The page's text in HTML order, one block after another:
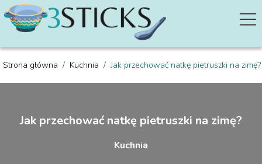
Strona główna / Kuchnia /Jak przechować natkę pietruszki na zimę?
Jak przechować natkę pietruszki na zimę?
Kuchnia